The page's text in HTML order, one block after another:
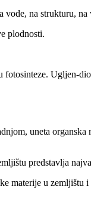
vode, na strukturu,
plodnosti.
Ugljen-
uneta
predstavlja
materije u zemljištu